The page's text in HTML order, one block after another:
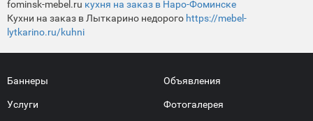
fominsk-mebel.ru кухня на заказ в Наро-Фоминске
Кухни на заказ в Лыткарино недорого https://mebel-
lytkarino.ru/kuhni
Баннеры
Услуги
Объявления
Фотогалерея